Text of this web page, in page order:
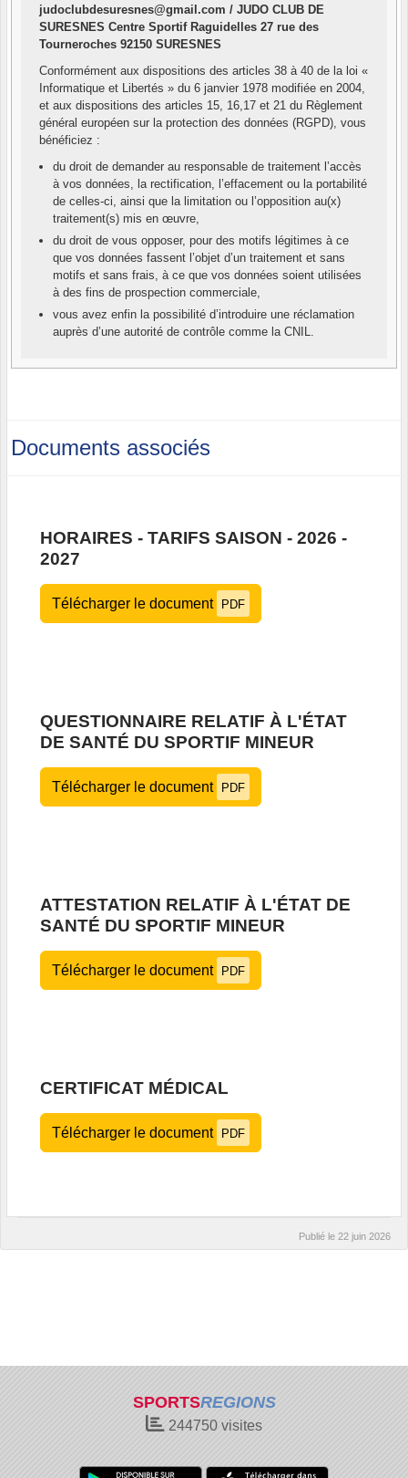
judoclubdesuresnes@gmail.com / JUDO CLUB DE
SURESNES Centre Sportif Raguidelles 27 rue des
Tourneroches 92150 SURESNES
Conformément aux dispositions des articles 38 à 40 de la loi «
Informatique et Libertés » du 6 janvier 1978 modifiée en 2004,
et aux dispositions des articles 15, 16,17 et 21 du Règlement
général européen sur la protection des données (RGPD), vous
bénéficiez :
du droit de demander au responsable de traitement l’accès
à vos données, la rectification, l’effacement ou la portabilité
de celles-ci, ainsi que la limitation ou l’opposition au(x)
traitement(s) mis en œuvre,
du droit de vous opposer, pour des motifs légitimes à ce
que vos données fassent l’objet d’un traitement et sans
motifs et sans frais, à ce que vos données soient utilisées
à des fins de prospection commerciale,
vous avez enfin la possibilité d’introduire une réclamation
auprès d’une autorité de contrôle comme la CNIL.
Documents associés
HORAIRES - TARIFS SAISON - 2026 -
2027
Télécharger le document PDF
QUESTIONNAIRE RELATIF À L'ÉTAT
DE SANTÉ DU SPORTIF MINEUR
Télécharger le document PDF
ATTESTATION RELATIF À L'ÉTAT DE
SANTÉ DU SPORTIF MINEUR
Télécharger le document PDF
CERTIFICAT MÉDICAL
Télécharger le document PDF
Publié le 22 juin 2026
SPORTSREGIONS
244750 visites